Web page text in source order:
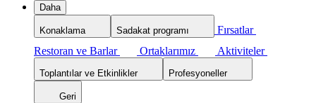
Daha
Konaklama Sadakat programı
Fırsatlar
Restoran ve Barlar
Ortaklarımız Aktiviteler
Toplantılar ve Etkinlikler Profesyoneller
Geri